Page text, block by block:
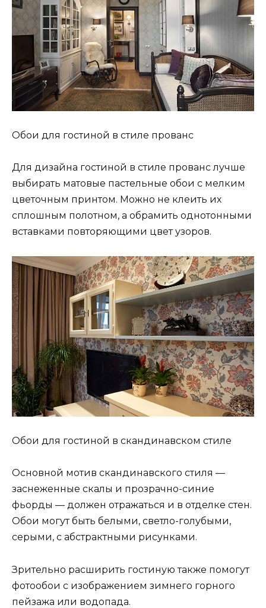
Обои для гостиной в стиле прованс
Для дизайна гостиной в стиле прованс лучше
выбирать матовые пастельные обои с мелким
цветочным принтом. Можно не клеить их
сплошным полотном, а обрамить однотонными
вставками повторяющими цвет узоров.
Обои для гостиной в скандинавском стиле
Основной мотив скандинавского стиля —
заснеженные скалы и прозрачно-синие
фьорды — должен отражаться и в отделке стен.
Обои могут быть белыми, светло-голубыми,
серыми, с абстрактными рисунками.
Зрительно расширить гостиную также помогут
фотообои с изображением зимнего горного
пейзажа или водопада.